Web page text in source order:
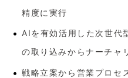
精度に実行
AIを有効活用した次世代
の取り込みからナーチャ
戦略立案から営業プロセ